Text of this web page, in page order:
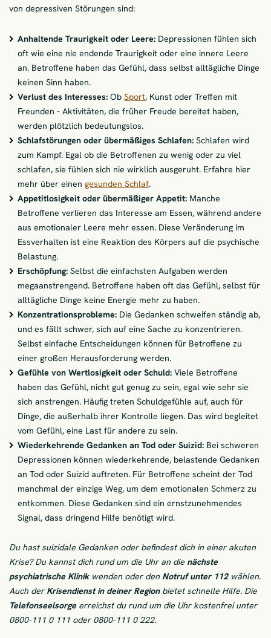
von depressiven Störungen sind:
Anhaltende Traurigkeit oder Leere: Depressionen fühlen sich
oft wie eine nie endende Traurigkeit oder eine innere Leere
an. Betroffene haben das Gefühl, dass selbst alltägliche Dinge
keinen Sinn haben.
Verlust des Interesses: ObSport, Kunst oder Treffen mit
Freunden - Aktivitäten, die früher Freude bereitet haben,
werden plötzlich bedeutungslos.
Schlafstörungen oder übermäßiges Schlafen:Schlafen wird
zum Kampf. Egal ob die Betroffenen zu wenig oder zu viel
schlafen, sie fühlen sich nie wirklich ausgeruht. Erfahre hier
mehr über einengesunden Schlaf.
Appetitlosigkeit oder übermäßiger Appetit: Manche
Betroffene verlieren das Interesse am Essen, während andere
aus emotionaler Leere mehr essen. Diese Veränderung im
Essverhalten ist eine Reaktion des Körpers auf die psychische
Belastung.
Erschöpfung: Selbst die einfachsten Aufgaben werden
megaanstrengend. Betroffene haben oft das Gefühl, selbst für
alltägliche Dinge keine Energie mehr zu haben.
Konzentrationsprobleme: Die Gedanken schweifen ständig ab,
und es fällt schwer, sich auf eine Sache zu konzentrieren.
Selbst einfache Entscheidungen können für Betroffene zu
einer großen Herausforderung werden.
Gefühle von Wertlosigkeit oder Schuld: Viele Betroffene
haben das Gefühl, nicht gut genug zu sein, egal wie sehr sie
sich anstrengen. Häufig treten Schuldgefühle auf, auch für
Dinge, die außerhalb ihrer Kontrolle liegen. Das wird begleitet
vom Gefühl, eine Last für andere zu sein.
Wiederkehrende Gedanken an Tod oder Suizid: Bei schweren
Depressionen können wiederkehrende, belastende Gedanken
an Tod oder Suizid auftreten. Für Betroffene scheint der Tod
manchmal der einzige Weg, um dem emotionalen Schmerz zu
entkommen. Diese Gedanken sind ein ernstzunehmendes
Signal, dass dringend Hilfe benötigt wird.
Du hast suizidale Gedanken oder befindest dich in einer akuten
Krise? Du kannst dich rund um die Uhr an die nächste
psychiatrische Klinikwenden oder den Notruf unter 112wählen.
Auch der Krisendienst in deiner Regionbietet schnelle Hilfe. Die
Telefonseelsorgeerreichst du rund um die Uhr kostenfrei unter
0800-111 0 111 oder 0800-111 0 222.